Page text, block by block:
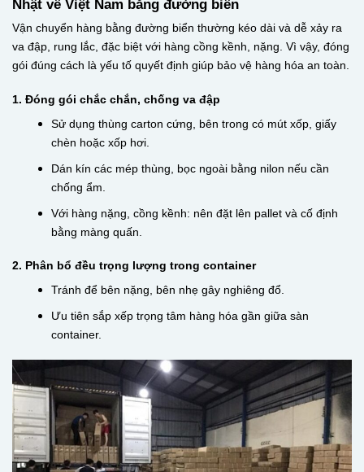
Nhật về Việt Nam bằng đường biển
Vận chuyển hàng bằng đường biển thường kéo dài và dễ xảy ra
va đập, rung lắc, đặc biệt với hàng cồng kềnh, nặng. Vì vậy, đóng
gói đúng cách là yếu tố quyết định giúp bảo vệ hàng hóa an toàn.
1. Đóng gói chắc chắn, chống va đập
Sử dụng thùng carton cứng, bên trong có mút xốp, giấy
chèn hoặc xốp hơi.
Dán kín các mép thùng, bọc ngoài bằng nilon nếu cần
chống ẩm.
Với hàng nặng, cồng kềnh: nên đặt lên pallet và cố định
bằng màng quấn.
2. Phân bổ đều trọng lượng trong container
Tránh để bên nặng, bên nhẹ gây nghiêng đổ.
Ưu tiên sắp xếp trọng tâm hàng hóa gần giữa sàn
container.